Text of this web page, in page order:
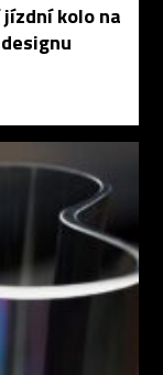
kolo na